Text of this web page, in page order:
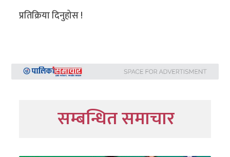
प्रतिक्रिया दिनुहोस !
सम्बन्धित समाचार